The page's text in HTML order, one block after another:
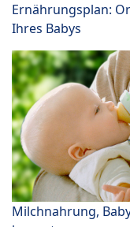
Ernährungsplan:
Ihres Babys
Milchnahrung,